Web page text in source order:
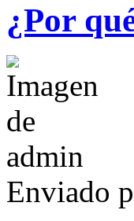
¿Por
Enviado